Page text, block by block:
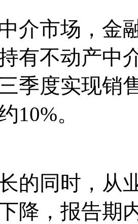
介市场，金
有不动产中
季度实现销
10%。
的同时，从
降，报告期